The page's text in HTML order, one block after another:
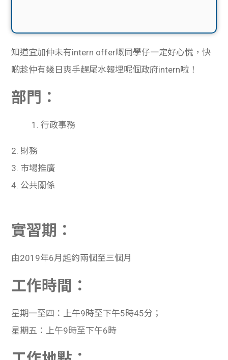
知道宜加仲未有intern offer嘅同學仔一定好心慌，快
啲趁仲有幾日爽手趕尾水報埋呢個政府intern啦！
部門：
1. 行政事務
2. 財務
3. 市場推廣
4. 公共關係
實習期：
由2019年6月起約兩個至三個月
工作時間：
星期一至四：上午9時至下午5時45分；
星期五：上午9時至下午6時